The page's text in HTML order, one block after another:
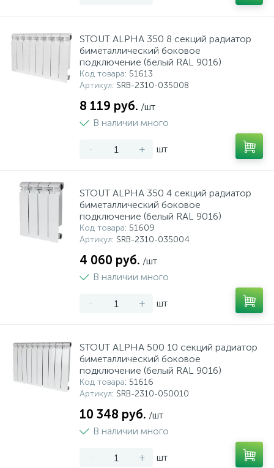
STOUT ALPHA 350 8 секций радиатор
биметаллический боковое
подключение (белый RAL 9016)
Код товара: 51613
Артикул: SRB-2310-035008
8 119 руб. /шт
В наличии много
- + шт
STOUT ALPHA 350 4 секций радиатор
биметаллический боковое
подключение (белый RAL 9016)
Код товара: 51609
Артикул: SRB-2310-035004
4 060 руб. /шт
В наличии много
- + шт
STOUT ALPHA 500 10 секций радиатор
биметаллический боковое
подключение (белый RAL 9016)
Код товара: 51616
Артикул: SRB-2310-050010
10 348 руб. /шт
В наличии много
- + шт